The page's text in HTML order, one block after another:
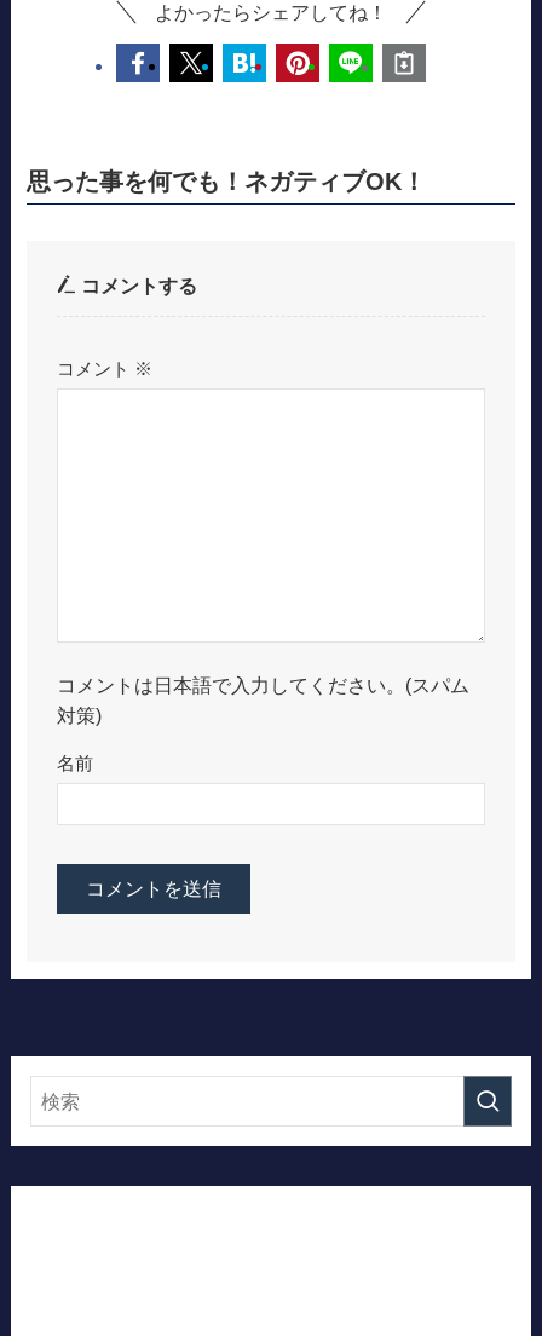
よかったらシェアしてね！
思った事を何でも！ネガティブOK！
コメントする
コメント ※
コメントは日本語で入力してください。(スパム
対策)
名前